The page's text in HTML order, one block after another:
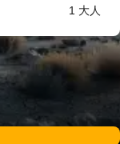
1 大人